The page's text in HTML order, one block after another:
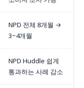
NPD 전체 8개월 →
3~4개월
NPD Huddle 쉽게
통과하는 사례 감소